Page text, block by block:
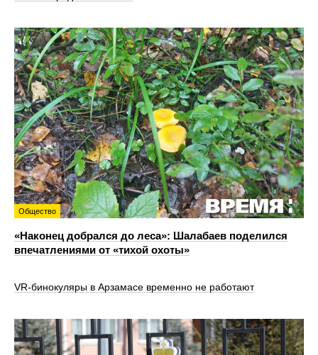
Общество
«Наконец добрался до леса»: Шалабаев поделился
впечатлениями от «тихой охоты»
VR‑бинокуляры в Арзамасе временно не работают